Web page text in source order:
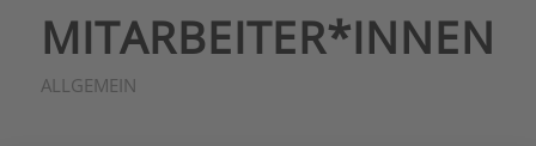
MITARBEITER*INNEN
ALLGEMEIN